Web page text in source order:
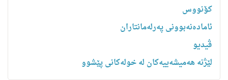
کۆنووس
ئامادەنەبوونی پەرلەمانتاران
ڤیدیو
لێژنە هەمیشەییەکان لە خولەکانی پێشوو